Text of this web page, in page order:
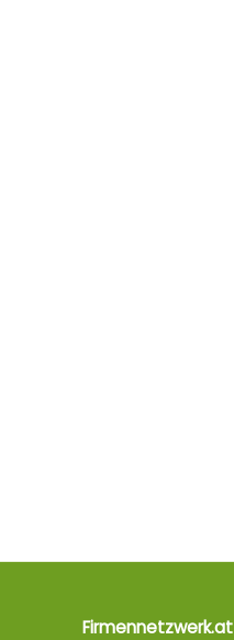
Firmennetzwerk.at